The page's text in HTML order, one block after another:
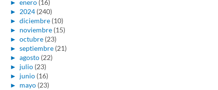
► enero (16)
► 2024 (240)
► diciembre (10)
► noviembre (15)
► octubre (23)
► septiembre (21)
► agosto (22)
► julio (23)
► junio (16)
► mayo (23)